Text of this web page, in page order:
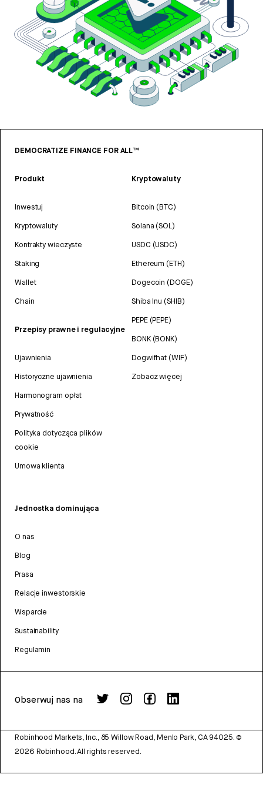
DEMOCRATIZE FINANCE FOR ALL™
Produkt
Inwestuj
Kryptowaluty
Kontrakty wieczyste
Staking
Wallet
Chain
Przepisy prawne i regulacyjne
Ujawnienia
Historyczne ujawnienia
Harmonogram opłat
Prywatność
Polityka dotycząca plików
cookie
Umowa klienta
Kryptowaluty
Bitcoin (BTC)
Solana (SOL)
USDC (USDC)
Ethereum (ETH)
Dogecoin (DOGE)
Shiba Inu (SHIB)
PEPE (PEPE)
BONK (BONK)
Dogwifhat (WIF)
Zobacz więcej
Jednostka dominująca
O nas
Blog
Prasa
Relacje inwestorskie
Wsparcie
Sustainability
Regulamin
Obserwuj nas na
Robinhood Markets, Inc., 85 Willow Road, Menlo Park, CA 94025. ©
2026 Robinhood. All rights reserved.